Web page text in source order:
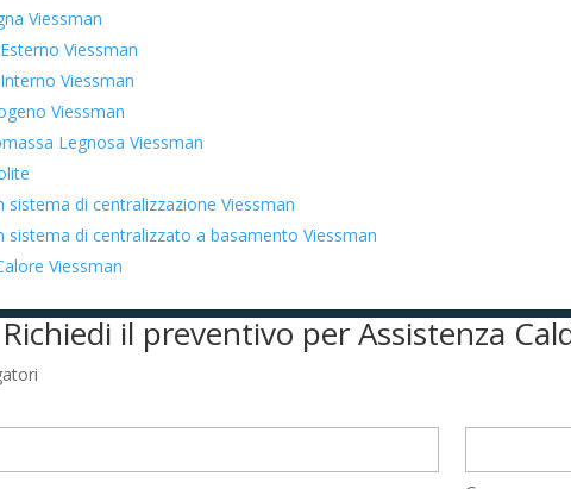
Viessman
Viessman
Viessman
Viessman
Legnosa Viessman
sistema di centralizzazione Viessman
sistema di centralizzato a basamento Viessman
Viessman
Richiedi il preventivo per Assistenza